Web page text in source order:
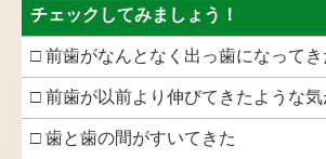
チェックしてみましょう！
□ 前歯がなんとなく出っ歯になってき
□ 前歯が以前より伸びてきたような気
□ 歯と歯の間がすいてきた